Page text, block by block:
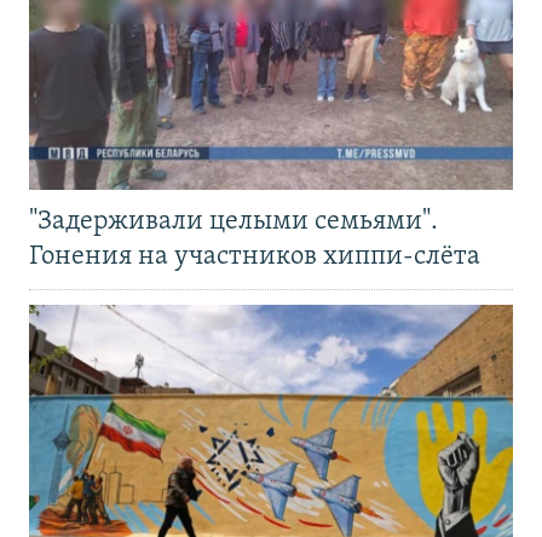
"Задерживали целыми семьями".
Гонения на участников хиппи-слёта